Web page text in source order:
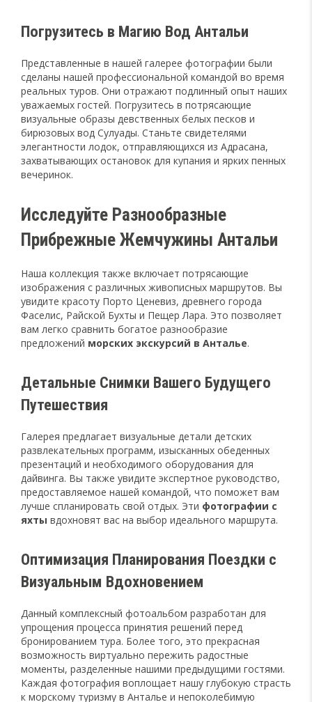
Погрузитесь в Магию Вод Антальи
Представленные в нашей галерее фотографии были
сделаны нашей профессиональной командой во время
реальных туров. Они отражают подлинный опыт наших
уважаемых гостей. Погрузитесь в потрясающие
визуальные образы девственных белых песков и
бирюзовых вод Сулуады. Станьте свидетелями
элегантности лодок, отправляющихся из Адрасана,
захватывающих остановок для купания и ярких пенных
вечеринок.
Исследуйте Разнообразные
Прибрежные Жемчужины Антальи
Наша коллекция также включает потрясающие
изображения с различных живописных маршрутов. Вы
увидите красоту Порто Ценевиз, древнего города
Фаселис, Райской Бухты и Пещер Лара. Это позволяет
вам легко сравнить богатое разнообразие
предложений морских экскурсий в Анталье.
Детальные Снимки Вашего Будущего
Путешествия
Галерея предлагает визуальные детали детских
развлекательных программ, изысканных обеденных
презентаций и необходимого оборудования для
дайвинга. Вы также увидите экспертное руководство,
предоставляемое нашей командой, что поможет вам
лучше спланировать свой отдых. Эти фотографии с
яхты вдохновят вас на выбор идеального маршрута.
Оптимизация Планирования Поездки с
Визуальным Вдохновением
Данный комплексный фотоальбом разработан для
упрощения процесса принятия решений перед
бронированием тура. Более того, это прекрасная
возможность виртуально пережить радостные
моменты, разделенные нашими предыдущими гостями.
Каждая фотография воплощает нашу глубокую страсть
к морскому туризму в Анталье и непоколебимую